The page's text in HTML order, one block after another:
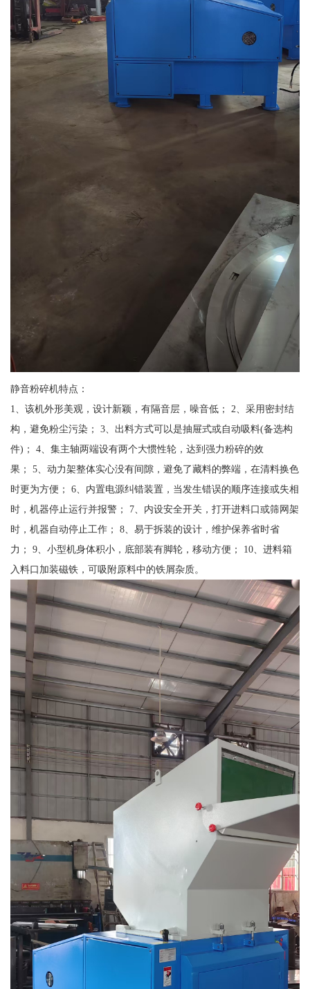
静音粉碎机特点：
1、该机外形美观，设计新颖，有隔音层，噪音低； 2、采用密封结
构，避免粉尘污染； 3、出料方式可以是抽屉式或自动吸料(备选构
件)； 4、集主轴两端设有两个大惯性轮，达到强力粉碎的效
果； 5、动力架整体实心没有间隙，避免了藏料的弊端，在清料换色
时更为方便； 6、内置电源纠错装置，当发生错误的顺序连接或失相
时，机器停止运行并报警； 7、内设安全开关，打开进料口或筛网架
时，机器自动停止工作； 8、易于拆装的设计，维护保养省时省
力； 9、小型机身体积小，底部装有脚轮，移动方便； 10、进料箱
入料口加装磁铁，可吸附原料中的铁屑杂质。